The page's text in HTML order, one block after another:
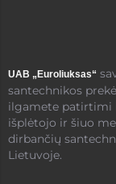
UAB „Euroliuksas“
santechnikos
ilgamete patirtimi
išplėtojo ir šiuo
dirbančių
Lietuvoje.